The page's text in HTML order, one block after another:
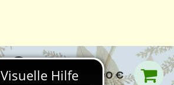
0,00 €